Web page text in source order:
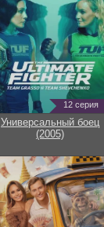
12 серия
Универсальный боец
(2005)